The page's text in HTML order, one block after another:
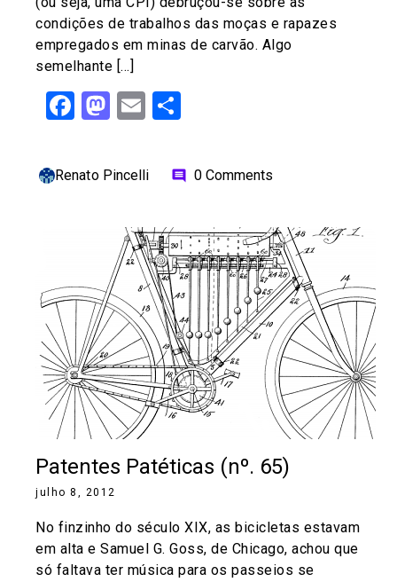
condições de trabalhos das moças e rapazes
empregados em minas de carvão. Algo
semelhante […]
Facebook
Mastodon
Email
Renato Pincelli comment 0 Comments
Patentes Patéticas (nº. 65)
julho 8, 2012
No finzinho do século XIX, as bicicletas estavam
em alta e Samuel G. Goss, de Chicago, achou que
só faltava ter música para os passeios se